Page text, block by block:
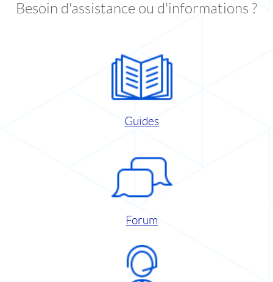
Besoin d'assistance ou d'informations ?
Guides
Forum